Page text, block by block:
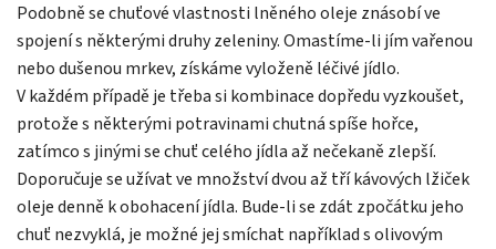
Podobně se chuťové vlastnosti lněného oleje znásobí ve
spojení s některými druhy zeleniny. Omastíme-li jím vařenou
nebo dušenou mrkev, získáme vyloženě léčivé jídlo.
V každém případě je třeba si kombinace dopředu vyzkoušet,
protože s některými potravinami chutná spíše hořce,
zatímco s jinými se chuť celého jídla až nečekaně zlepší.
Doporučuje se užívat ve množství dvou až tří kávových lžiček
oleje denně k obohacení jídla. Bude-li se zdát zpočátku jeho
chuť nezvyklá, je možné jej smíchat například s olivovým